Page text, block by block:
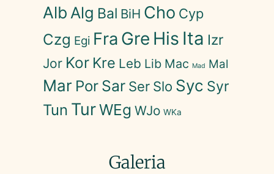
Alb Alg Bal BiH Cho Cyp
Czg Egi Fra Gre His Ita Izr
Jor Kor Kre Leb Lib Mac Mad Mal
Mar Por Sar Ser Slo Syc Syr
Tun TurWEg WJo WKa
Galeria